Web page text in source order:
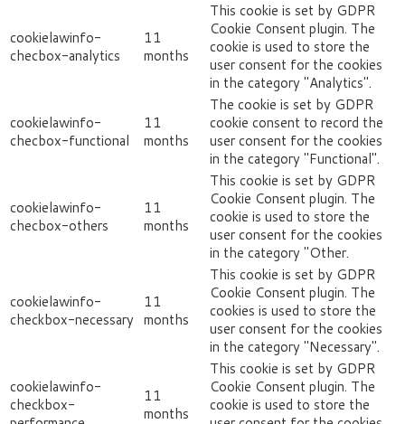
cookielawinfo-
checbox-analytics
11
months
This cookie is set by GDPR
Cookie Consent plugin. The
cookie is used to store the
user consent for the cookies
in the category "Analytics".
cookielawinfo-
checbox-functional
11
months
The cookie is set by GDPR
cookie consent to record the
user consent for the cookies
in the category "Functional".
cookielawinfo-
checbox-others
11
months
This cookie is set by GDPR
Cookie Consent plugin. The
cookie is used to store the
user consent for the cookies
in the category "Other.
cookielawinfo-
checkbox-necessary
11
months
This cookie is set by GDPR
Cookie Consent plugin. The
cookies is used to store the
user consent for the cookies
in the category "Necessary".
cookielawinfo-
checkbox-
11
months
This cookie is set by GDPR
Cookie Consent plugin. The
cookie is used to store the